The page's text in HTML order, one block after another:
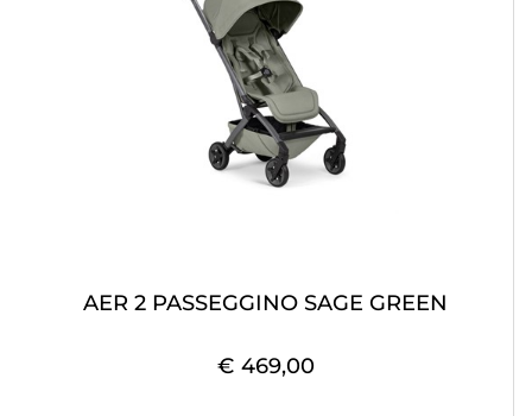
AER 2 PASSEGGINO SAGE GREEN
€ 469,00